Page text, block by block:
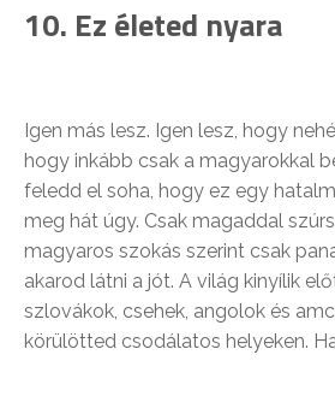
10. Ez életed nyara
Igen más lesz. Igen lesz, hogy
hogy inkább csak a magyarokkal
feledd el soha, hogy ez egy
meg hát úgy. Csak magaddal
magyaros szokás szerint csak
akarod látni a jót. A világ kinyílik
szlovákok, csehek, angolok és
körülötted csodálatos helyeken.